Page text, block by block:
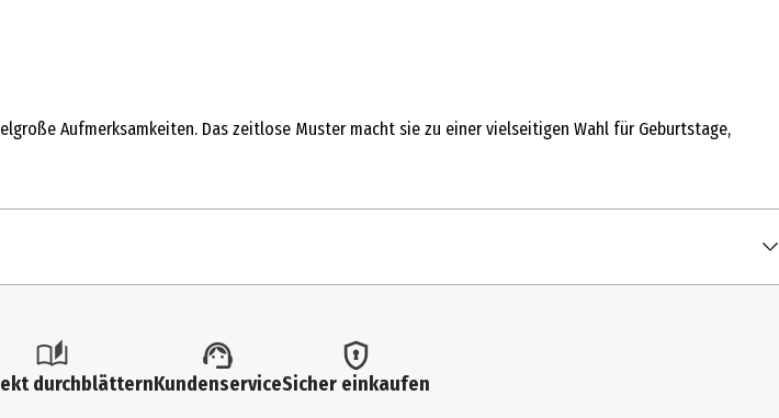
Aufmerksamkeiten. Das zeitlose Muster macht sie zu einer vielseitigen Wahl für Geburtstage,
Geschenkverpackungen
durchblätternKundenserviceSicher einkaufen